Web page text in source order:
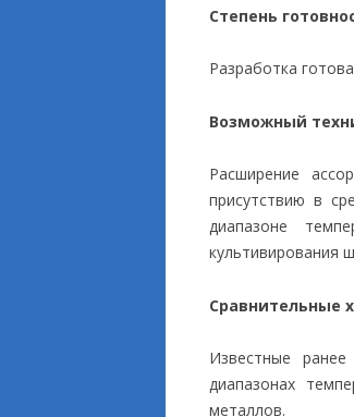
Степень
Разработка
Возможный
Расширение
присутствию в
диапазоне
культивирования
Сравнительные
Известные
диапазонах
металлов.